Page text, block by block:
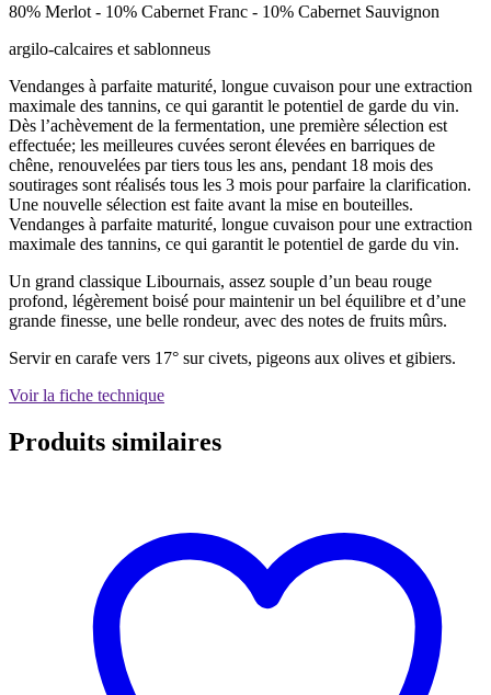
80% Merlot - 10% Cabernet Franc - 10% Cabernet Sauvignon
argilo-calcaires et sablonneus
Vendanges à parfaite maturité, longue cuvaison pour une extraction
maximale des tannins, ce qui garantit le potentiel de garde du vin.
Dès l’achèvement de la fermentation, une première sélection est
effectuée; les meilleures cuvées seront élevées en barriques de
chêne, renouvelées par tiers tous les ans, pendant 18 mois des
soutirages sont réalisés tous les 3 mois pour parfaire la clarification.
Une nouvelle sélection est faite avant la mise en bouteilles.
Vendanges à parfaite maturité, longue cuvaison pour une extraction
maximale des tannins, ce qui garantit le potentiel de garde du vin.
Un grand classique Libournais, assez souple d’un beau rouge
profond, légèrement boisé pour maintenir un bel équilibre et d’une
grande finesse, une belle rondeur, avec des notes de fruits mûrs.
Servir en carafe vers 17° sur civets, pigeons aux olives et gibiers.
Voir la fiche technique
Produits similaires